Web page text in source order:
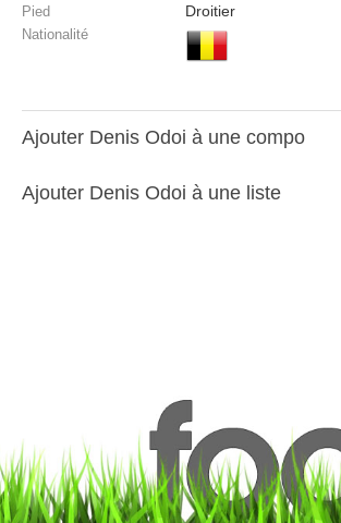
Pied Droitier
Nationalité
Ajouter Denis Odoi à une compo
Ajouter Denis Odoi à une liste